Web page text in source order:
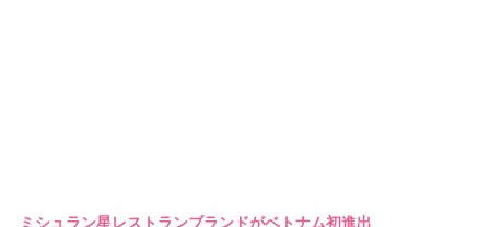
ミシュラン星レストランブランドがベトナム初進出